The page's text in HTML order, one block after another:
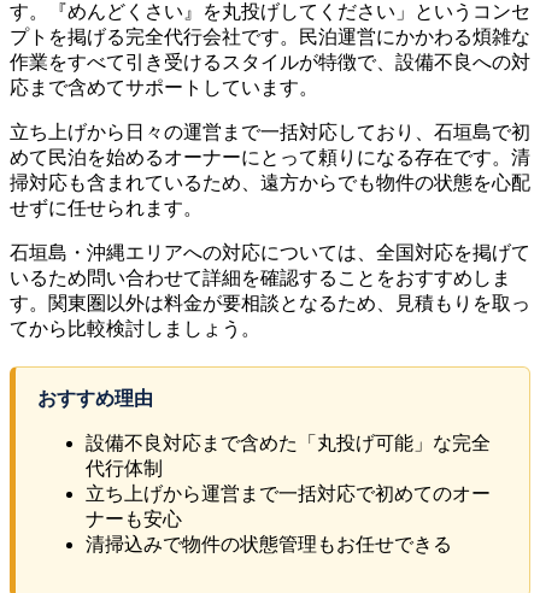
す。『めんどくさい』を丸投げしてください」というコンセ
プトを掲げる完全代行会社です。民泊運営にかかわる煩雑な
作業をすべて引き受けるスタイルが特徴で、設備不良への対
応まで含めてサポートしています。
立ち上げから日々の運営まで一括対応しており、石垣島で初
めて民泊を始めるオーナーにとって頼りになる存在です。清
掃対応も含まれているため、遠方からでも物件の状態を心配
せずに任せられます。
石垣島・沖縄エリアへの対応については、全国対応を掲げて
いるため問い合わせて詳細を確認することをおすすめしま
す。関東圏以外は料金が要相談となるため、見積もりを取っ
てから比較検討しましょう。
おすすめ理由
設備不良対応まで含めた「丸投げ可能」な完全
代行体制
立ち上げから運営まで一括対応で初めてのオー
ナーも安心
清掃込みで物件の状態管理もお任せできる